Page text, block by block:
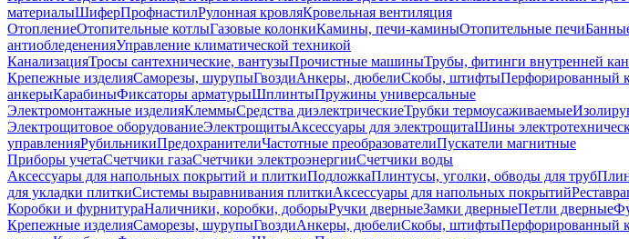
материалыШиферПрофнастилРулонная кровляКровельная вентиляция
ОтоплениеОтопительные котлыГазовые колонкиКамины, печи-каминыОтопительные печи
антиобледененияУправление климатической техникой
КанализацияТросы сантехнические, вантузыПрочистные машиныТрубы, фитинги внутренней
Крепежные изделияСаморезы, шурупыГвоздиАнкеры, дюбелиСкобы, штифтыПерфорированный
анкерыКарабиныФиксаторы арматурыШплинтыПружины универсальные
Электромонтажные изделияКлеммыСредства диэлектрическиеТрубки термоусаживаемые
Электрощитовое оборудованиеЭлектрощитыАксессуары для электрощитаШины
управленияРубильникиПредохранителиЧастотные преобразователиПускатели магнитные
Приборы учетаСчетчики газаСчетчики электроэнергииСчетчики воды
Аксессуары для напольных покрытий и плиткиПодложкаПлинтусы, уголки, обводы для труб
для укладки плиткиСистемы выравнивания плиткиАксессуары для напольных покрытий
Коробки и фурнитураНаличники, коробки, доборыРучки дверныеЗамки дверныеПетли дверные
Крепежные изделияСаморезы, шурупыГвоздиАнкеры, дюбелиСкобы, штифтыПерфорированный